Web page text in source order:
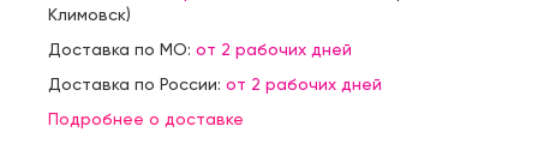
Климовск)
Доставка по МО: от 2 рабочих дней
Доставка по России: от 2 рабочих дней
Подробнее о доставке